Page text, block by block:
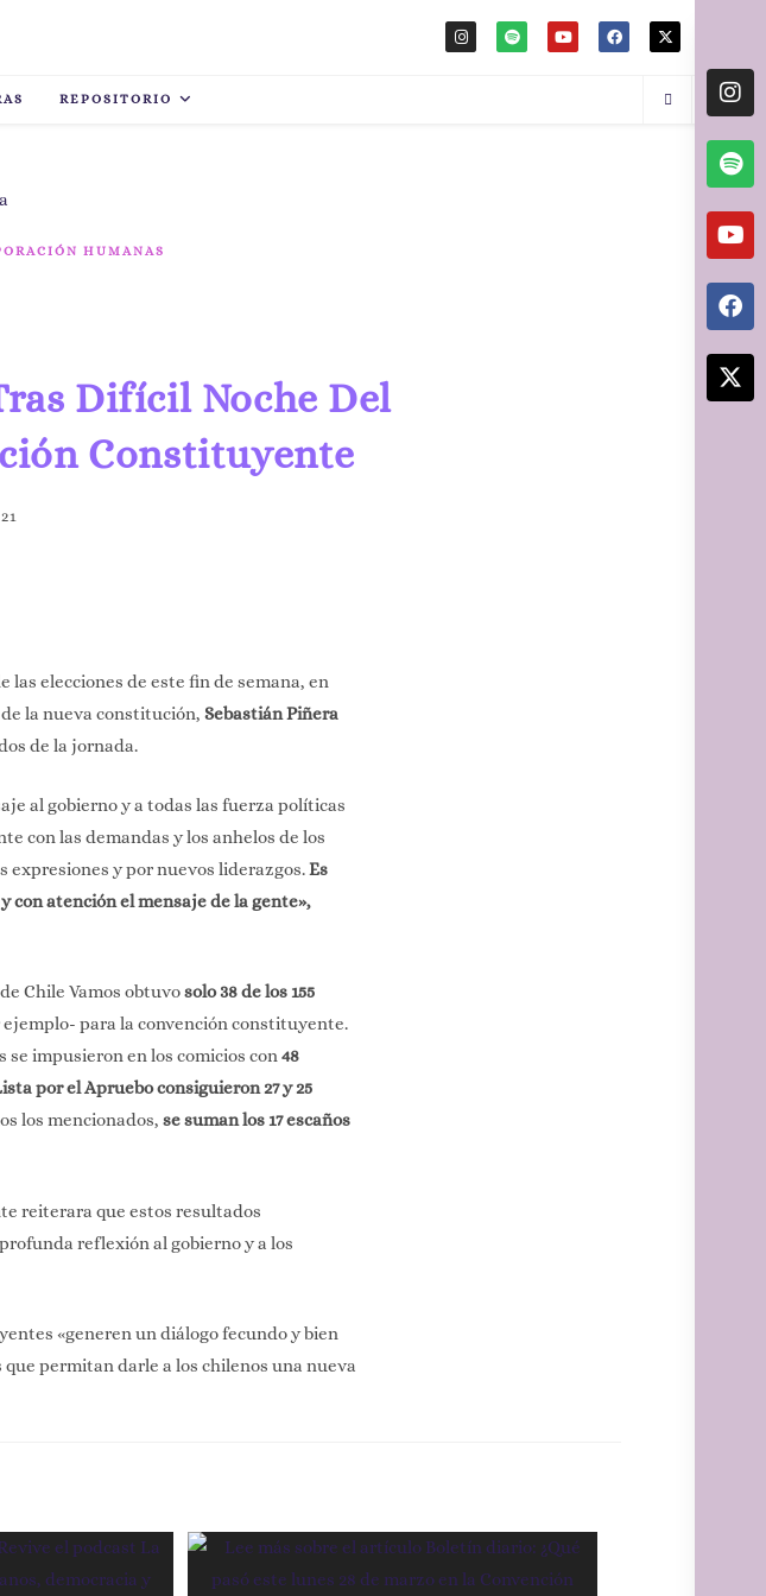
REPOSITORIO
HUMANAS
Difícil Noche Del
Constituyente
las elecciones de este fin de semana, en
la nueva constitución, Sebastián Piñera
de la jornada.
al gobierno y a todas las fuerza políticas
con las demandas y los anhelos de los
expresiones y por nuevos liderazgos.Es
con atención el mensaje de la gente»,
Chile Vamos obtuvosolo 38 de los 155
ejemplo- para la convención constituyente.
se impusieron en los comicios con48
por el Apruebo consiguieron 27 y 25
los mencionados, se suman los 17 escaños
reiterara que estos resultados
reflexión al gobierno y a los
«generen un diálogo fecundo y bien
permitan darle a los chilenos una nueva